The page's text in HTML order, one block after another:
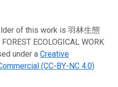
of this work is 羽林生態
ECOLOGICAL WORK
under a Creative
(CC-BY-NC 4.0)